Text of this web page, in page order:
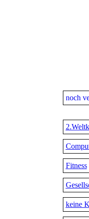
noch
Fitness
keine